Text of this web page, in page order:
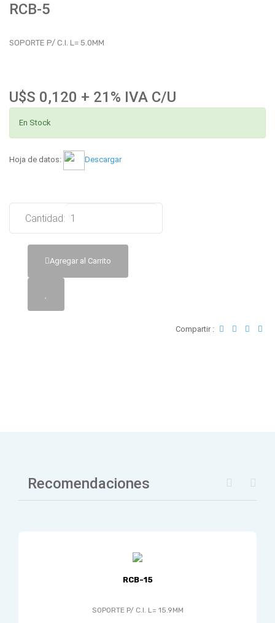
RCB-5
SOPORTE P/ C.I. L= 5.0MM
U$S 0,120 + 21% IVA C/U
En Stock
Hoja de datos: Descargar
Cantidad:
Agregar al Carrito
Compartir :
Recomendaciones
RCB-15
SOPORTE P/ C.I. L= 15.9MM